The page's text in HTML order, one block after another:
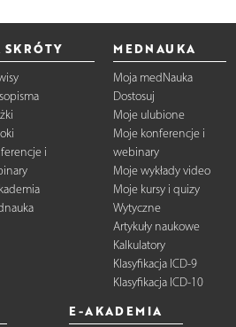
SKRÓTY
i
MEDNAUKA
Moja medNauka
Dostosuj
Moje ulubione
Moje konferencje i
webinary
Moje wykłady video
Moje kursy i quizy
Wytyczne
Artykuły naukowe
Kalkulatory
Klasyfikacja ICD-9
Klasyfikacja ICD-10
E-AKADEMIA